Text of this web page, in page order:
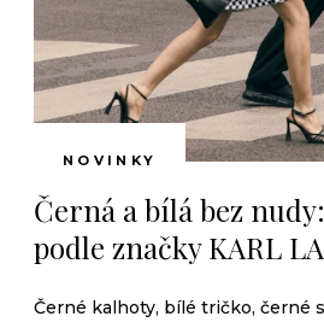
NOVINKY
Černá a bílá bez
podle značky KARL
Černé kalhoty, bílé tričko, černé